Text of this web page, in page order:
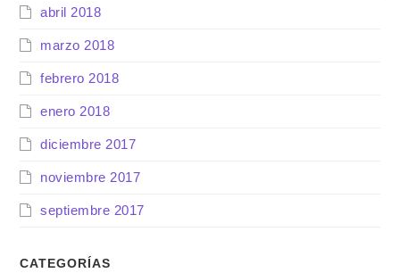
abril 2018
marzo 2018
febrero 2018
enero 2018
diciembre 2017
noviembre 2017
septiembre 2017
CATEGORÍAS